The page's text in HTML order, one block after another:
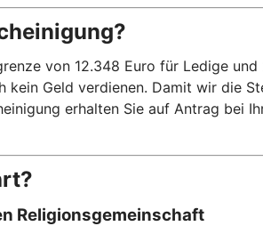
von 12.348 Euro für Ledige
Geld verdienen. Damit wir die
erhalten Sie auf Antrag bei
Religionsgemeinschaft